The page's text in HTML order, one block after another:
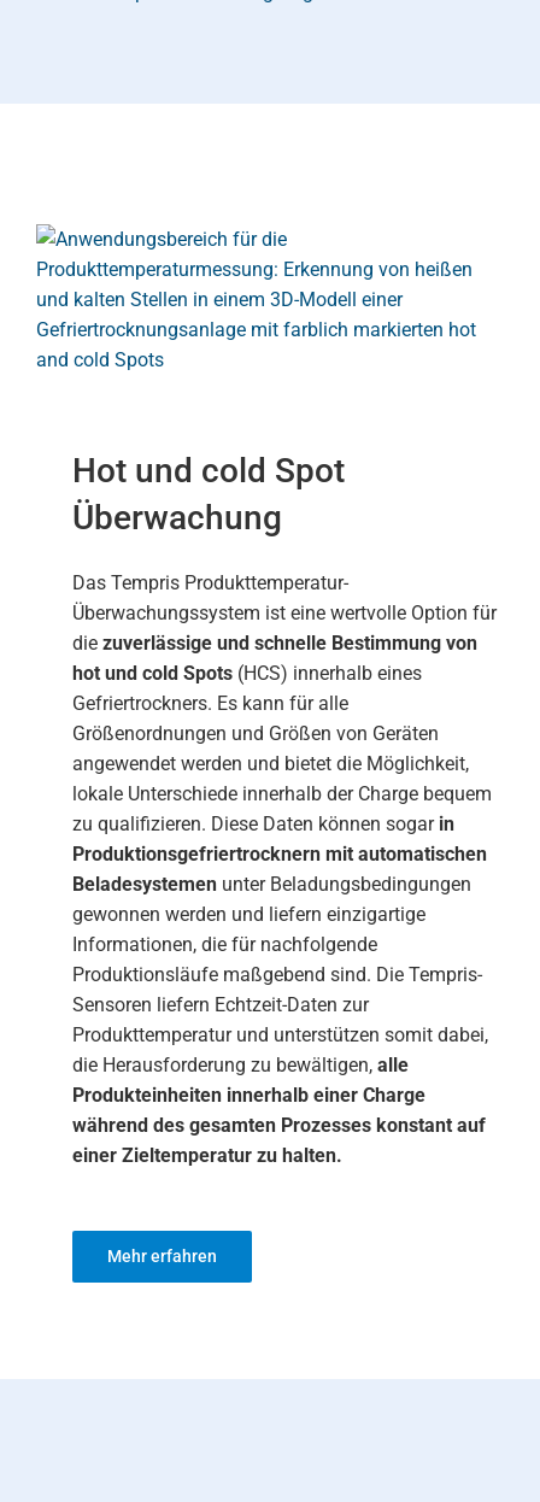
Hot und cold Spot
Überwachung
Das Tempris Produkttemperatur-
Überwachungssystem ist eine wertvolle Option für
die zuverlässige und schnelle Bestimmung von
hot und cold Spots(HCS) innerhalb eines
Gefriertrockners. Es kann für alle
Größenordnungen und Größen von Geräten
angewendet werden und bietet die Möglichkeit,
lokale Unterschiede innerhalb der Charge bequem
zu qualifizieren. Diese Daten können sogar in
Produktionsgefriertrocknern mit automatischen
Beladesystemenunter Beladungsbedingungen
gewonnen werden und liefern einzigartige
Informationen, die für nachfolgende
Produktionsläufe maßgebend sind. Die Tempris-
Sensoren liefern Echtzeit-Daten zur
Produkttemperatur und unterstützen somit dabei,
die Herausforderung zu bewältigen, alle
Produkteinheiten innerhalb einer Charge
während des gesamten Prozesses konstant auf
einer Zieltemperatur zu halten.
Mehr erfahren